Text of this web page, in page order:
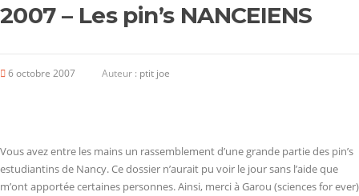
2007 – Les pin’s NANCEIENS
6 octobre 2007 Auteur : ptit joe
Vous avez entre les mains un rassemblement d’une grande partie des pin’s
estudiantins de Nancy. Ce dossier n’aurait pu voir le jour sans l’aide que
m’ont apportée certaines personnes. Ainsi, merci à Garou (sciences for ever)